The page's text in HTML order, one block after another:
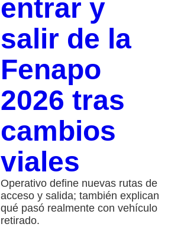
entrar y
salir de la
Fenapo
2026 tras
cambios
viales
Operativo define nuevas rutas de
acceso y salida; también explican
qué pasó realmente con vehículo
retirado.